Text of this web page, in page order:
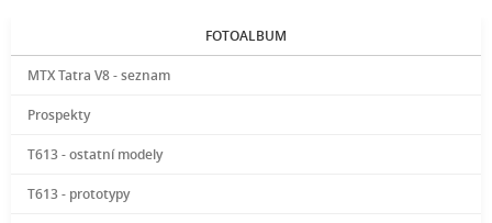
FOTOALBUM
MTX Tatra V8 - seznam
Prospekty
T613 - ostatní modely
T613 - prototypy